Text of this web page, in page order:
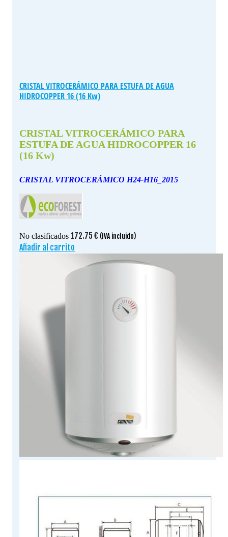
CRISTAL VITROCERÁMICO PARA ESTUFA DE AGUA
HIDROCOPPER 16 (16 Kw)
CRISTAL VITROCERÁMICO PARA
ESTUFA DE AGUA HIDROCOPPER 16
(16 Kw)
CRISTAL VITROCERÁMICO H24-H16_2015
No clasificados 172.75 € (IVA incluido)
Añadir al carrito